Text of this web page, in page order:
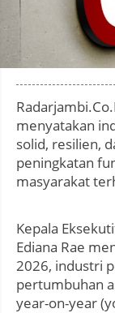
menyatakan
solid, resilien,
peningkatan
masyarakat
Kepala
Ediana Rae
2026, industri
pertumbuhan
year-on-year